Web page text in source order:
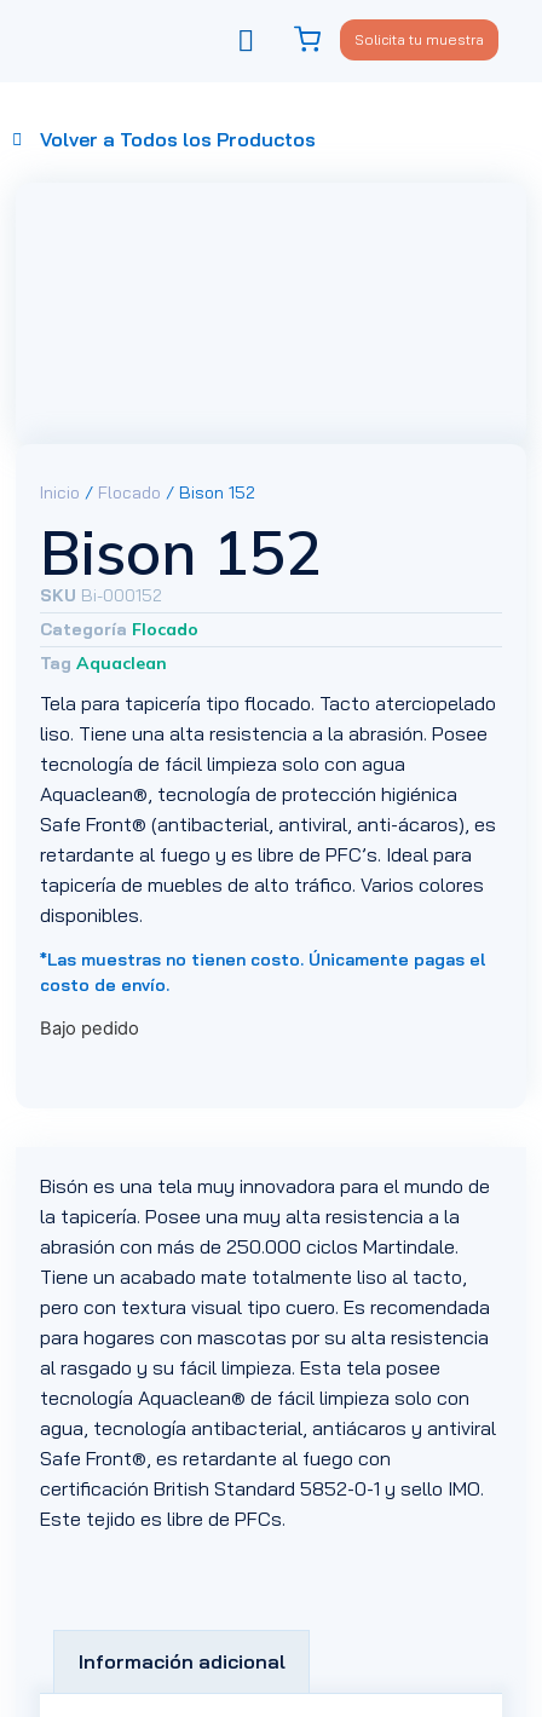
Solicita tu muestra
Volver a Todos los Productos
Inicio / Flocado / Bison 152
Bison 152
SKU Bi-000152
Categoría Flocado
Tag Aquaclean
Tela para tapicería tipo flocado. Tacto aterciopelado
liso. Tiene una alta resistencia a la abrasión. Posee
tecnología de fácil limpieza solo con agua
Aquaclean®, tecnología de protección higiénica
Safe Front® (antibacterial, antiviral, anti-ácaros), es
retardante al fuego y es libre de PFC’s. Ideal para
tapicería de muebles de alto tráfico. Varios colores
disponibles.
*Las muestras no tienen costo. Únicamente pagas el
costo de envío.
Bajo pedido
Bisón es una tela muy innovadora para el mundo de
la tapicería. Posee una muy alta resistencia a la
abrasión con más de 250.000 ciclos Martindale.
Tiene un acabado mate totalmente liso al tacto,
pero con textura visual tipo cuero. Es recomendada
para hogares con mascotas por su alta resistencia
al rasgado y su fácil limpieza. Esta tela posee
tecnología Aquaclean® de fácil limpieza solo con
agua, tecnología antibacterial, antiácaros y antiviral
Safe Front®, es retardante al fuego con
certificación British Standard 5852-0-1 y sello IMO.
Este tejido es libre de PFCs.
Información adicional